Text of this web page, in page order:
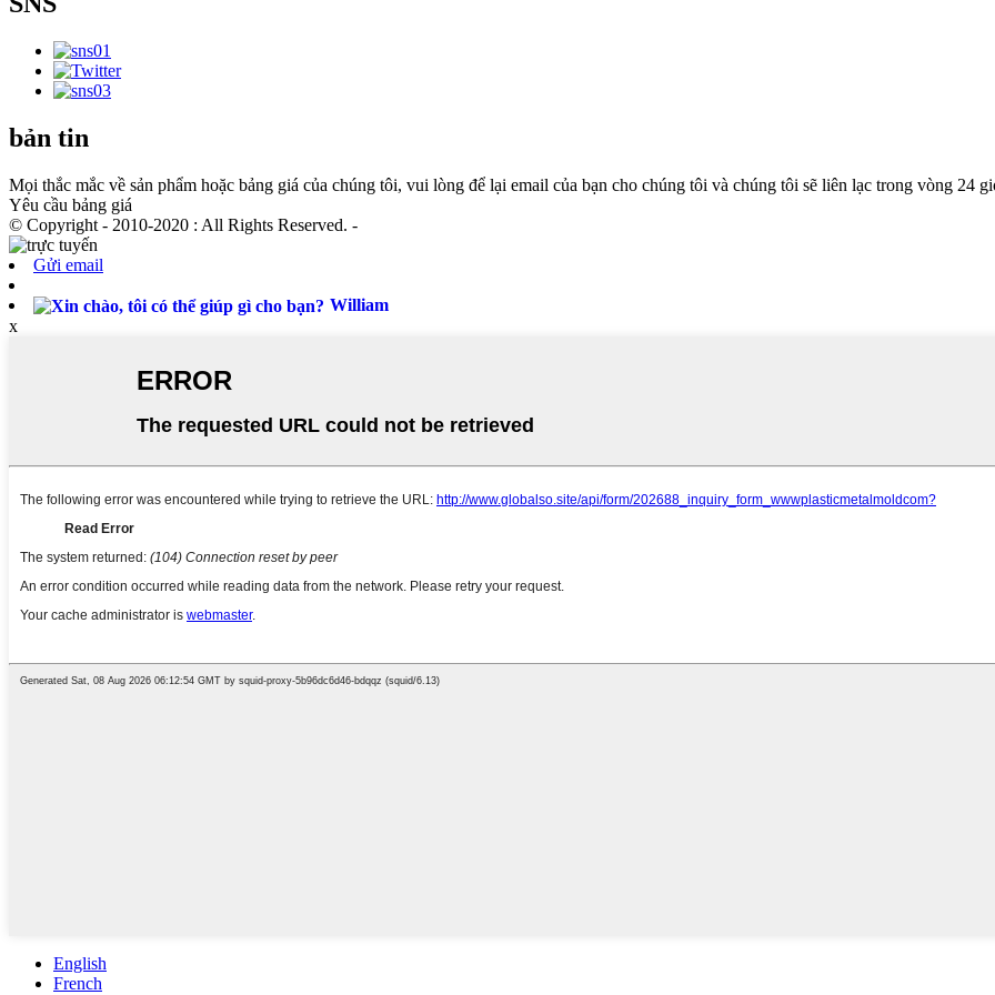
bản tin
Mọi thắc mắc về sản phẩm hoặc bảng giá của chúng tôi, vui lòng để lại email của bạn cho chúng tôi và chúng tôi sẽ liên lạc trong vòng 24
Yêu cầu bảng giá
© Copyright - 2010-2020 : All Rights Reserved. -
Gửi email
William
x
English
French